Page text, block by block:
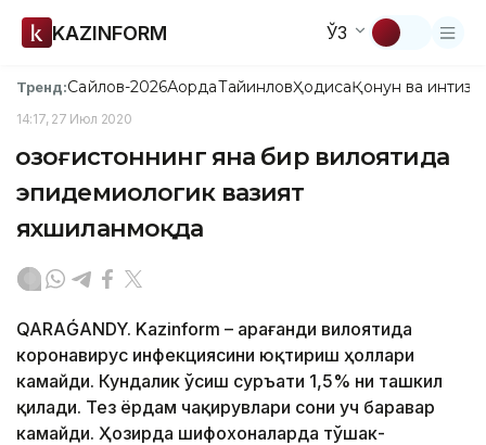
KAZINFORM ЎЗ
Тренд:Сайлов-2026АқордаТайинловҲодисаҚонун ва
14:17, 27 Июл 2020
Қозоғистоннинг яна бир вилоятида
эпидемиологик вазият
яхшиланмоқда
QARAǴANDY. Kazinform – Қарағанди вилоятида
коронавирус инфекциясини юқтириш ҳоллари
камайди. Кундалик ўсиш суръати 1,5% ни ташкил
қилади. Тез ёрдам чақирувлари сони уч баравар
камайди. Ҳозирда шифохоналарда тўшак-